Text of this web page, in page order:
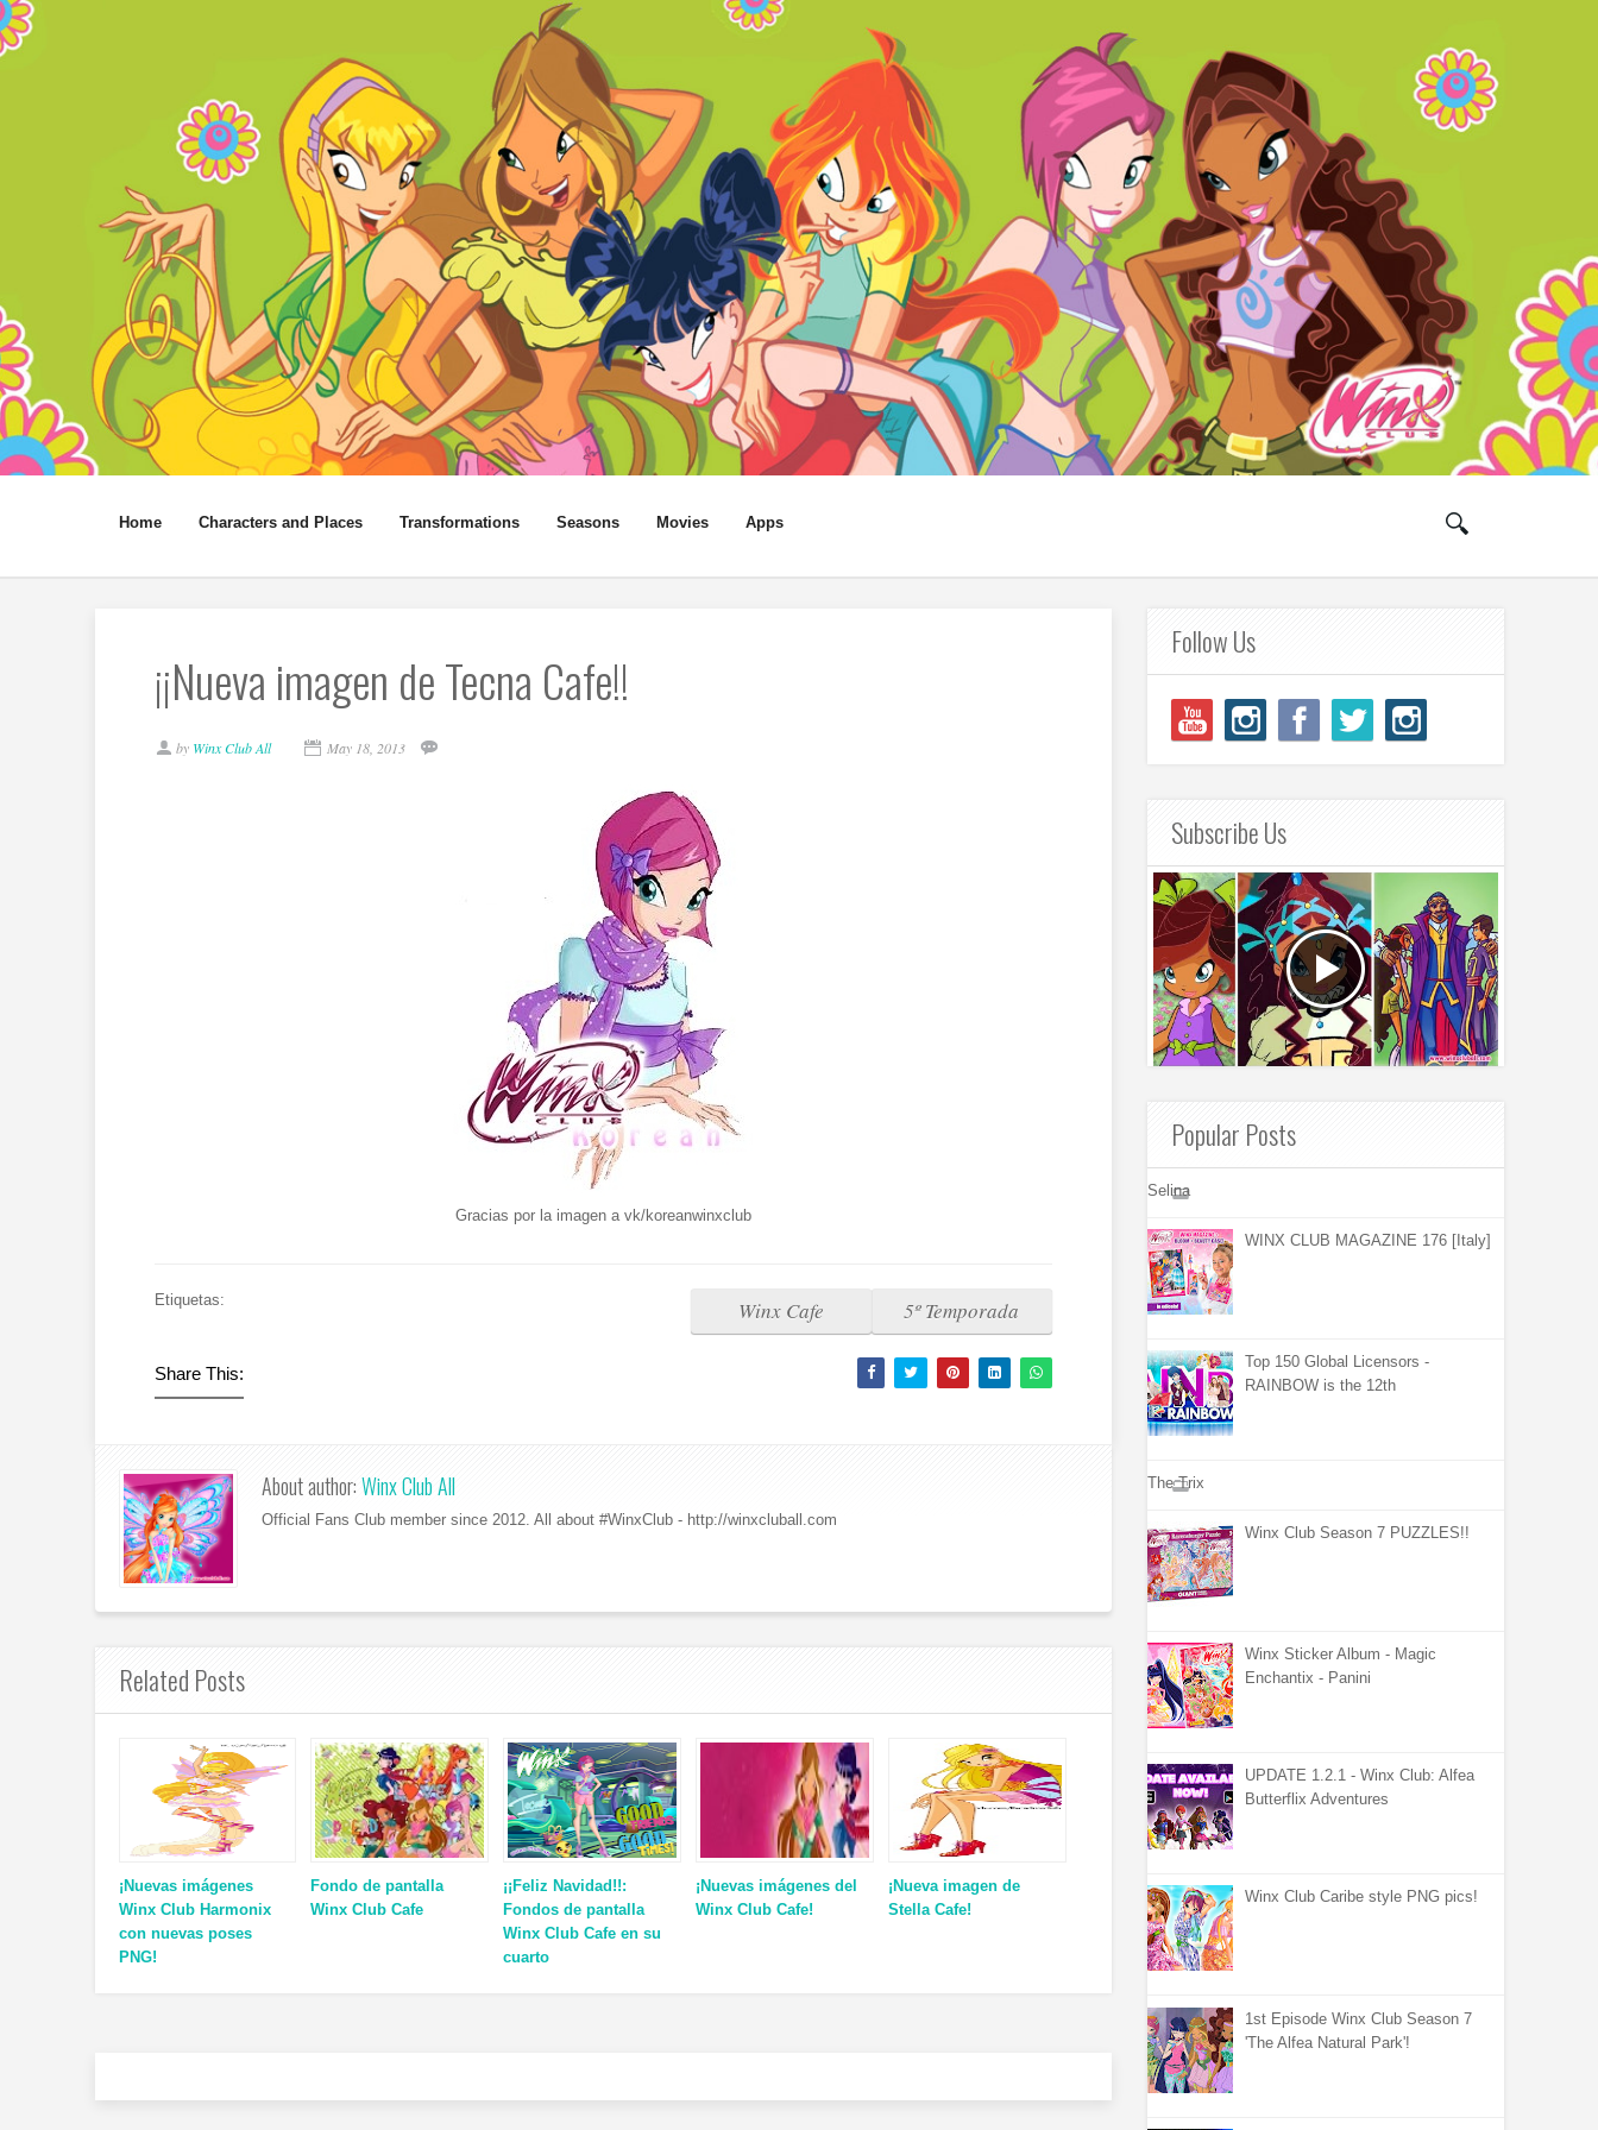
Home Characters and Places Transformations Seasons Movies Apps
¡¡Nueva imagen de Tecna Cafe!!
by Winx Club All May 18, 2013
Gracias por la imagen a vk/koreanwinxclub
Etiquetas: 5º Temporada
Winx Cafe
Share This:
About author:Winx Club All
Official Fans Club member since 2012. All about #WinxClub - http://winxcluball.com
Related Posts
¡Nuevas imágenes
Winx Club Harmonix
con nuevas poses
PNG!
Fondo de pantalla
Winx Club Cafe
¡¡Feliz Navidad!!:
Fondos de pantalla
Winx Club Cafe en su
cuarto
¡Nuevas imágenes del
Winx Club Cafe!
¡Nueva imagen de
Stella Cafe!
Follow Us
Subscribe Us
Popular Posts
Selina
WINX CLUB MAGAZINE 176 [Italy]
Top 150 Global Licensors -
RAINBOW is the 12th
The Trix
Winx Club Season 7 PUZZLES!!
Winx Sticker Album - Magic
Enchantix - Panini
UPDATE 1.2.1 - Winx Club: Alfea
Butterflix Adventures
Winx Club Caribe style PNG pics!
1st Episode Winx Club Season 7
'The Alfea Natural Park'!